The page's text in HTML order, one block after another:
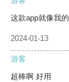
这款app就像我
2024-01-13
游客
超棒啊 好用